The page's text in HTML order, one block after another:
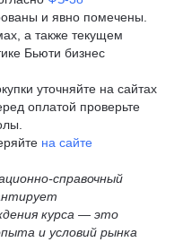
и явно помечены.
а также текущем
Бьюти бизнес
уточняйте на сайтах
оплатой проверьте
на сайте
справочный
курса — это
и условий рынка